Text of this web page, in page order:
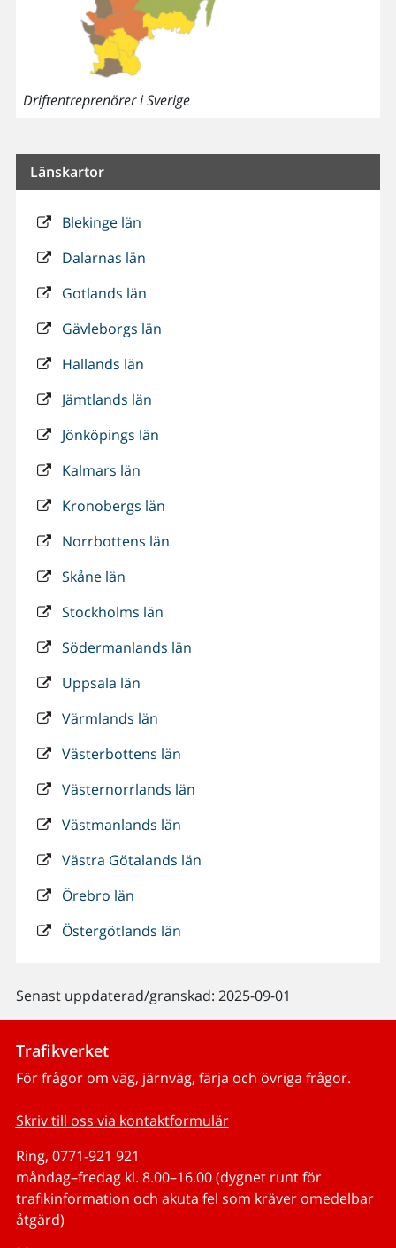
Driftentreprenörer i Sverige
Länskartor
Blekinge län
Dalarnas län
Gotlands län
Gävleborgs län
Hallands län
Jämtlands län
Jönköpings län
Kalmars län
Kronobergs län
Norrbottens län
Skåne län
Stockholms län
Södermanlands län
Uppsala län
Värmlands län
Västerbottens län
Västernorrlands län
Västmanlands län
Västra Götalands län
Örebro län
Östergötlands län
Senast uppdaterad/granskad: 2025-09-01
Trafikverket
För frågor om väg, järnväg, färja och övriga frågor.
Skriv till oss via kontaktformulär
Ring, 0771-921 921
måndag–fredag kl. 8.00–16.00 (dygnet runt för
trafikinformation och akuta fel som kräver omedelbar
åtgärd)